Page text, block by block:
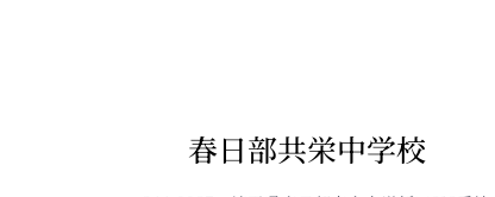
春日部共栄中学校